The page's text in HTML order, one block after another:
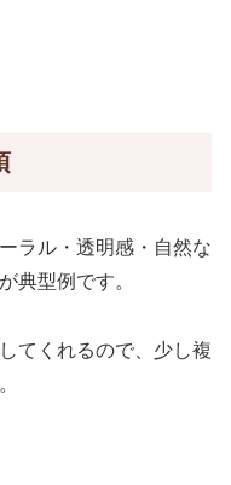
ラル・透明感・自然な
典型例です。
てくれるので、少し複